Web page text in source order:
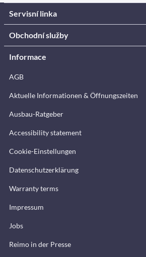
Servisní linka
Obchodní služby
Informace
AGB
Aktuelle Informationen & Öffnungszeiten
Ausbau-Ratgeber
Accessibility statement
Cookie-Einstellungen
Datenschutzerklärung
Warranty terms
Impressum
Jobs
Reimo in der Presse